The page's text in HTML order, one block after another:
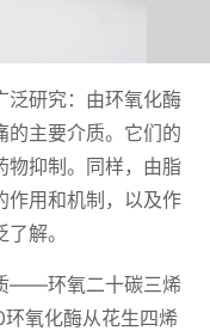
泛研究：由环氧化酶
的主要介质。它们的
物抑制。同样，由脂
作用和机制，以及作
解。
——环氧二十碳三烯
氧化酶从花生四烯